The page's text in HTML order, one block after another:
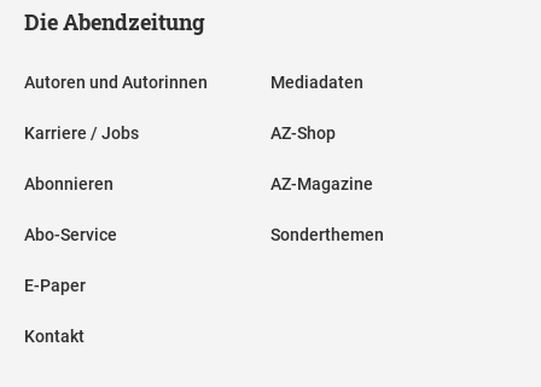
Die Abendzeitung
Autoren und Autorinnen
Karriere / Jobs
Abonnieren
Abo-Service
E-Paper
Kontakt
Mediadaten
AZ-Shop
AZ-Magazine
Sonderthemen